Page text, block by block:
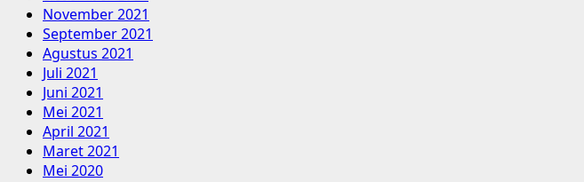
November 2021
September 2021
Agustus 2021
Juli 2021
Juni 2021
Mei 2021
April 2021
Maret 2021
Mei 2020